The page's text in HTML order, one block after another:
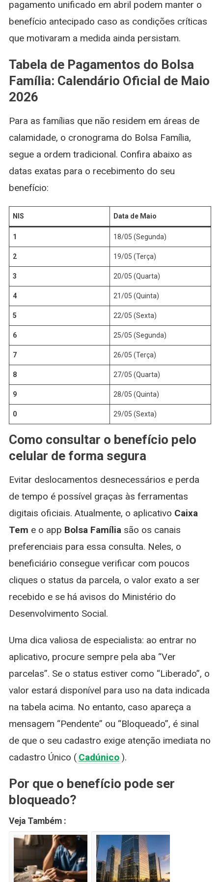
pagamento unificado em abril podem manter o
benefício antecipado caso as condições críticas
que motivaram a medida ainda persistam.
Tabela de Pagamentos do Bolsa
Família: Calendário Oficial de Maio
2026
Para as famílias que não residem em áreas de
calamidade, o cronograma do Bolsa Família,
segue a ordem tradicional. Confira abaixo as
datas exatas para o recebimento do seu
benefício:
NIS Data de Maio
1 18/05 (Segunda)
2 19/05 (Terça)
3 20/05 (Quarta)
4 21/05 (Quinta)
5 22/05 (Sexta)
6 25/05 (Segunda)
7 26/05 (Terça)
8 27/05 (Quarta)
9 28/05 (Quinta)
0 29/05 (Sexta)
Como consultar o benefício pelo
celular de forma segura
Evitar deslocamentos desnecessários e perda
de tempo é possível graças às ferramentas
digitais oficiais. Atualmente, o aplicativo Caixa
Tem e o app Bolsa Famíliasão os canais
preferenciais para essa consulta. Neles, o
beneficiário consegue verificar com poucos
cliques o status da parcela, o valor exato a ser
recebido e se há avisos do Ministério do
Desenvolvimento Social.
Uma dica valiosa de especialista: ao entrar no
aplicativo, procure sempre pela aba “Ver
parcelas”. Se o status estiver como “Liberado”, o
valor estará disponível para uso na data indicada
na tabela acima. No entanto, caso apareça a
mensagem “Pendente” ou “Bloqueado”, é sinal
de que o seu cadastro exige atenção imediata no
cadastro Único ( Cadúnico ).
Por que o benefício pode ser
bloqueado?
Veja Também :